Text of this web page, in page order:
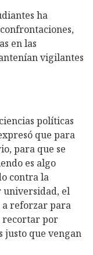
ha
en las
vigilantes
políticas
que para
para que se
es algo
contra la
universidad, el
a reforzar para
recortar por
justo que vengan